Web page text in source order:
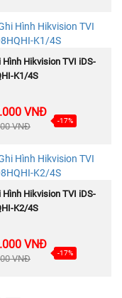
MUA NGAY
Hình Hikvision TVI iDS-
K1/4S
VNĐ
VNĐ
-17%
MUA NGAY
Hình Hikvision TVI iDS-
K2/4S
VNĐ
VNĐ
-17%